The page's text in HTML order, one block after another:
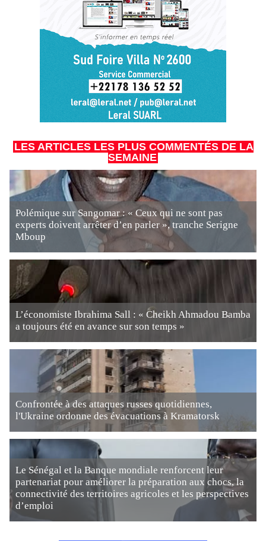
LES ARTICLES LES PLUS COMMENTÉS DE LA
SEMAINE
Polémique sur Sangomar : « Ceux qui ne sont pas
experts doivent arrêter d’en parler », tranche Serigne
Mboup
L’économiste Ibrahima Sall : « Cheikh Ahmadou Bamba
a toujours été en avance sur son temps »
Confrontée à des attaques russes quotidiennes,
l'Ukraine ordonne des évacuations à Kramatorsk
Le Sénégal et la Banque mondiale renforcent leur
partenariat pour améliorer la préparation aux chocs, la
connectivité des territoires agricoles et les perspectives
d’emploi